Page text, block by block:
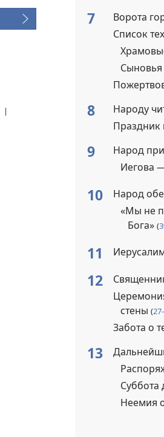
|
7 Ворота
Список
Сыновья
8 Народу
9 Народ
Иегова
10 Народ
«Мы не
Бога» (
11
12
стены (
Забота о
13
Суббота
Неемия